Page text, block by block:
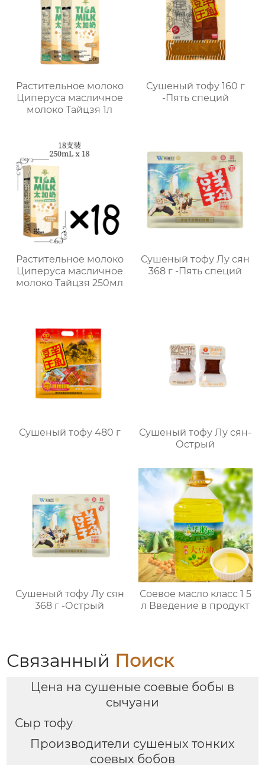
Растительное молоко
Циперуса масличное
молоко Тайцзя 1л
Сушеный тофу 160 г
-Пять специй
Растительное молоко
Циперуса масличное
молоко Тайцзя 250мл
Сушеный тофу Лу сян
368 г -Пять специй
Сушеный тофу 480 г
Сушеный тофу Лу сян-
Острый
Сушеный тофу Лу сян
368 г -Острый
Соевое масло класс 1 5
л Введение в продукт
Связанный Поиск
Цена на сушеные соевые бобы в
сычуани
Сыр тофу
Производители сушеных тонких
соевых бобов